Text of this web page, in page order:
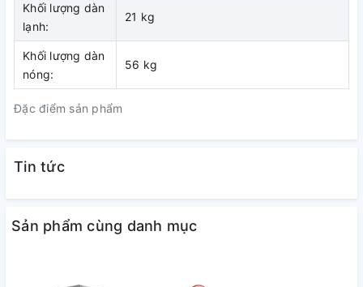
Đặc điểm sản phẩm
Khối lượng dàn
lạnh:
21 kg
Khối lượng dàn
nóng:
56 kg
Tin tức
Sản phẩm cùng danh mục